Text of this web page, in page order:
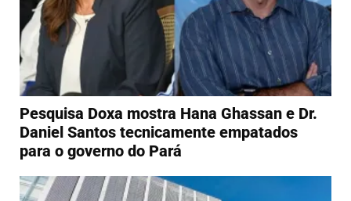
Pesquisa Doxa mostra Hana Ghassan e Dr.
Daniel Santos tecnicamente empatados
para o governo do Pará